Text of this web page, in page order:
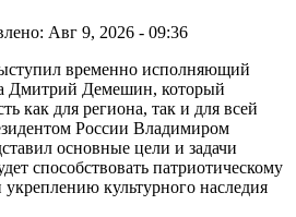
Авг 9, 2026 - 09:36
временно исполняющий
Дмитрий Демешин, который
как для региона, так и для всей
России Владимиром
основные цели и задачи
способствовать патриотическому
культурного наследия